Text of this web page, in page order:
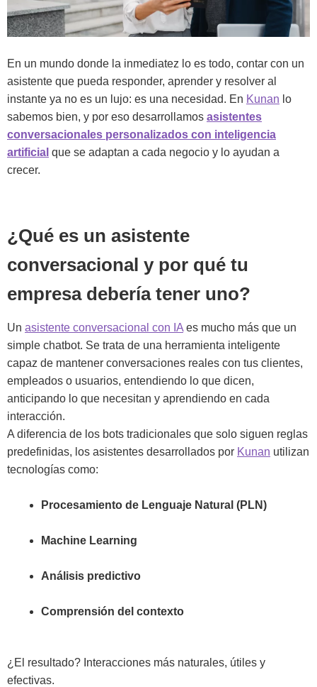
En un mundo donde la inmediatez lo es todo, contar con un
asistente que pueda responder, aprender y resolver al
instante ya no es un lujo: es una necesidad. En Kunan lo
sabemos bien, y por eso desarrollamos asistentes
conversacionales personalizados con inteligencia
artificial que se adaptan a cada negocio y lo ayudan a
crecer.
¿Qué es un asistente
conversacional y por qué tu
empresa debería tener uno?
Un asistente conversacional con IA es mucho más que un
simple chatbot. Se trata de una herramienta inteligente
capaz de mantener conversaciones reales con tus clientes,
empleados o usuarios, entendiendo lo que dicen,
anticipando lo que necesitan y aprendiendo en cada
interacción.
A diferencia de los bots tradicionales que solo siguen reglas
predefinidas, los asistentes desarrollados por Kunan utilizan
tecnologías como:
Procesamiento de Lenguaje Natural (PLN)
Machine Learning
Análisis predictivo
Comprensión del contexto
¿El resultado? Interacciones más naturales, útiles y
efectivas.